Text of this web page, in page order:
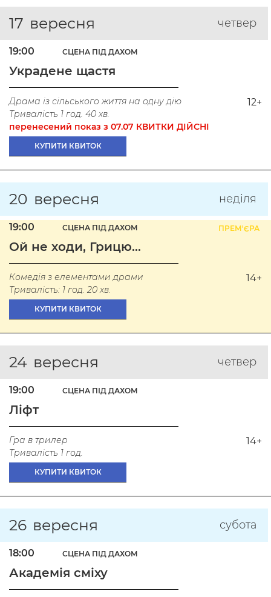
17 вересня четвер
19:00 СЦЕНА ПІД ДАХОМ
Украдене щастя
Драма із сільського життя на одну дію
Тривалість 1 год. 40 хв.
12+
перенесений показ з 07.07 КВИТКИ ДІЙСНІ
КУПИТИ КВИТОК
20 вересня неділя
19:00 СЦЕНА ПІД ДАХОМ ПРЕМ'ЄРА
Ой не ходи, Грицю…
Комедія з елементами драми
Тривалість: 1 год. 20 хв.
14+
КУПИТИ КВИТОК
24 вересня четвер
19:00 СЦЕНА ПІД ДАХОМ
Ліфт
Гра в трилер
Тривалість 1 год.
14+
КУПИТИ КВИТОК
26 вересня субота
18:00 СЦЕНА ПІД ДАХОМ
Академія сміху